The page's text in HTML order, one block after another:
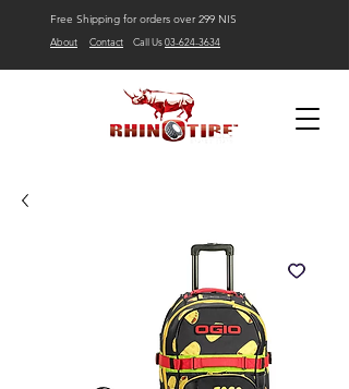
Free Shipping for orders over 299 NIS
About Contact Call Us03-624-3634